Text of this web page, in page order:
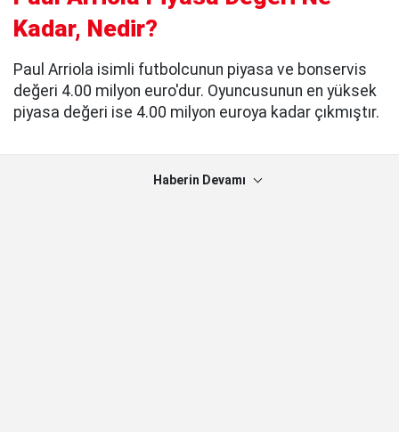
Kadar, Nedir?
Paul Arriola isimli futbolcunun piyasa ve bonservis
değeri 4.00 milyon euro'dur. Oyuncusunun en yüksek
piyasa değeri ise 4.00 milyon euroya kadar çıkmıştır.
Haberin Devamı